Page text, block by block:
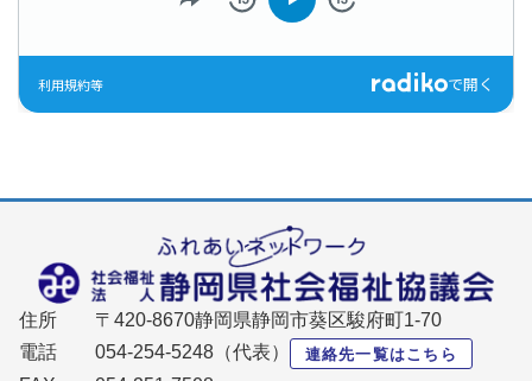
住所
〒420-8670静岡県静岡市葵区駿府町1-70
電話
054-254-5248（代表） 連絡先一覧はこちら